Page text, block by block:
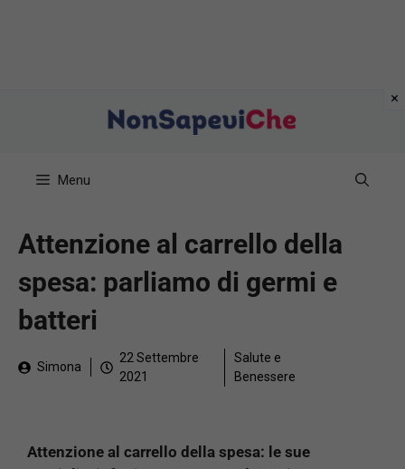
Menu
Attenzione al carrello della
spesa: parliamo di germi e
batteri
Simona
22 Settembre
2021
Salute e
Benessere
Attenzione al carrello della spesa: le sue